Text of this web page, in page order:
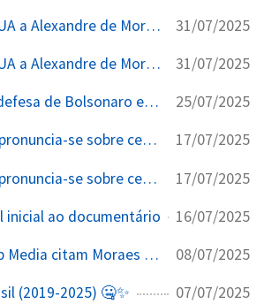
Sanções dos EUA a Alexandre de Moraes 31/07/2025
Sanções dos EUA a Alexandre de Moraes 31/07/2025
Moraes intima defesa de Bolsonaro em 24h com ameaça de prisão por declaração à imprensa sobre tornozeleira 25/07/2025
Brasil Paralelo pronuncia-se sobre censura 17/07/2025
Brasil Paralelo pronuncia-se sobre censura 17/07/2025
inicial ao documentário 16/07/2025
Rumble e Trump Media citam Moraes por email em tribunal federal americano 08/07/2025
(2019-2025) 🤐✨ 07/07/2025